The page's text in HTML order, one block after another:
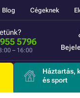
Blog Cégeknek
5796
– 16:00
Háztartás,
és sport